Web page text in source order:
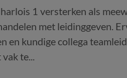
1 versterken als
met leidinggeven.
en kundige collega
te...